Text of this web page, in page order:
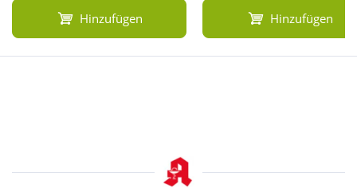
Hinzufügen Hinzufügen